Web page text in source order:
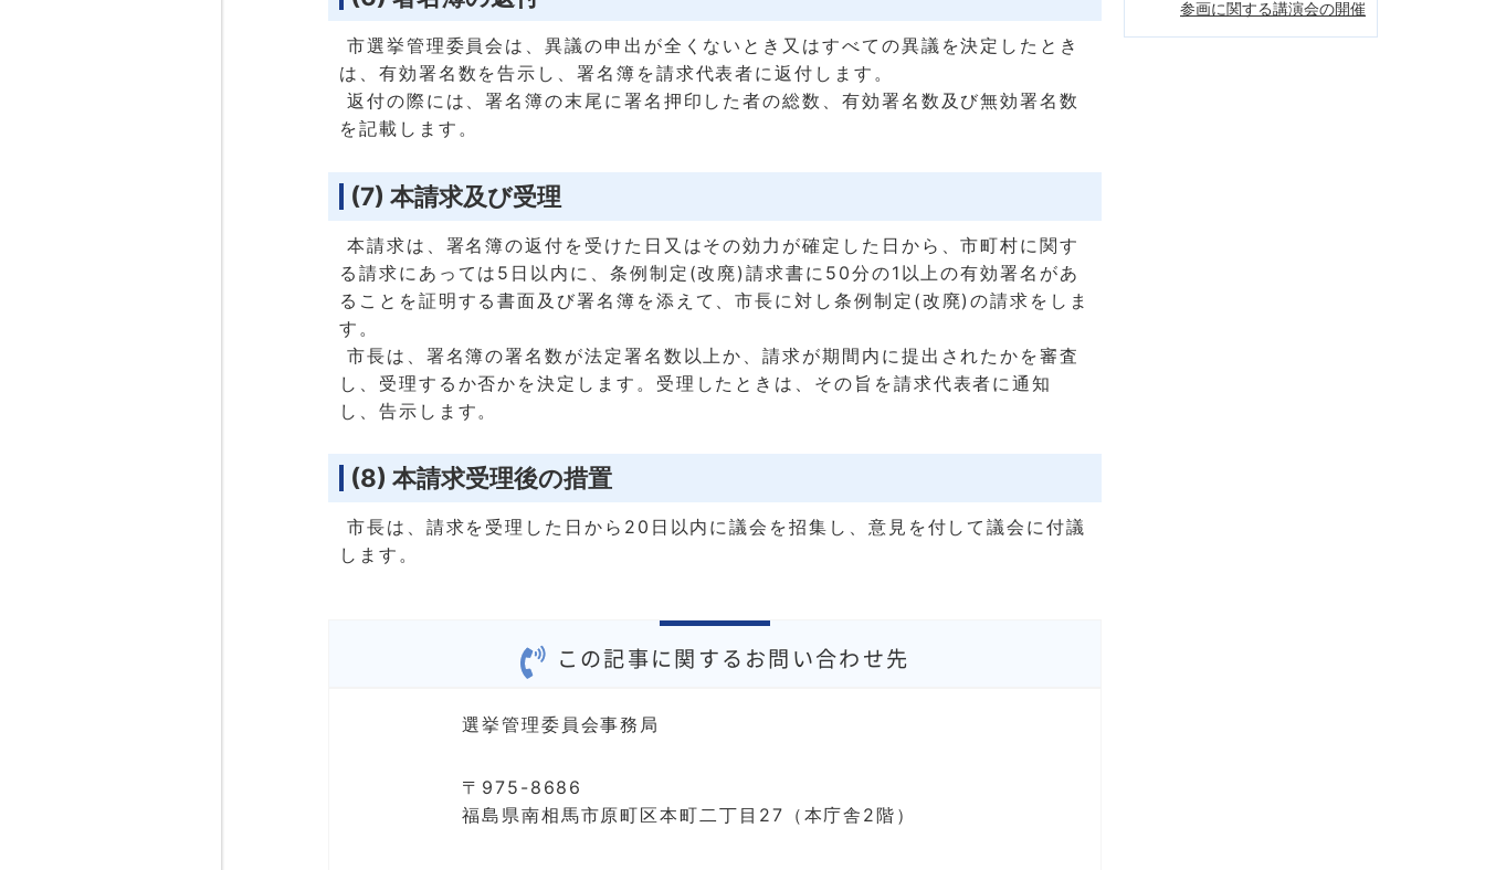
市選挙管理委員会は、異議の申出が全くないとき又はすべての異議を決定したとき
は、有効署名数を告示し、署名簿を請求代表者に返付します。
返付の際には、署名簿の末尾に署名押印した者の総数、有効署名数及び無効署名数
を記載します。
(7) 本請求及び受理
本請求は、署名簿の返付を受けた日又はその効力が確定した日から、市町村に関す
る請求にあっては5日以内に、条例制定(改廃)請求書に50分の1以上の有効署名があ
ることを証明する書面及び署名簿を添えて、市長に対し条例制定(改廃)の請求をしま
す。
市長は、署名簿の署名数が法定署名数以上か、請求が期間内に提出されたかを審査
し、受理するか否かを決定します。受理したときは、その旨を請求代表者に通知
し、告示します。
(8) 本請求受理後の措置
市長は、請求を受理した日から20日以内に議会を招集し、意見を付して議会に付議
します。
この記事に関するお問い合わせ先
選挙管理委員会事務局
〒975-8686
福島県南相馬市原町区本町二丁目27（本庁舎2階）
参画に関する講演会の開催